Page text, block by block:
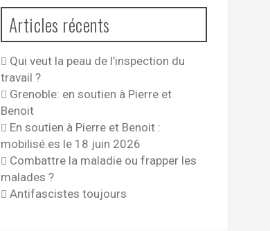
Articles récents
Qui veut la peau de l’inspection du
travail ?
Grenoble: en soutien à Pierre et
Benoit
En soutien à Pierre et Benoit :
mobilisé.es le 18 juin 2026
Combattre la maladie ou frapper les
malades ?
Antifascistes toujours